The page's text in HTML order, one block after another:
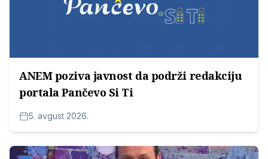
ANEM poziva javnost da podrži redakciju
portala Pančevo Si Ti
5. avgust 2026.